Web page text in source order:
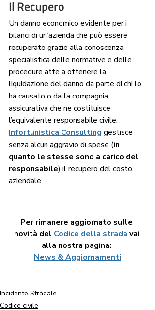
Il Recupero
Un danno economico evidente per i
bilanci di un’azienda che può essere
recuperato grazie alla conoscenza
specialistica delle normative e delle
procedure atte a ottenere la
liquidazione del danno da parte di chi lo
ha causato o dalla compagnia
assicurativa che ne costituisce
l’equivalente responsabile civile.
Infortunistica Consulting gestisce
senza alcun aggravio di spese (in
quanto le stesse sono a carico del
responsabile) il recupero del costo
aziendale.
Per rimanere aggiornato sulle
novità del Codice della strada vai
alla nostra pagina:
News & Aggiornamenti
Incidente Stradale
Codice civile